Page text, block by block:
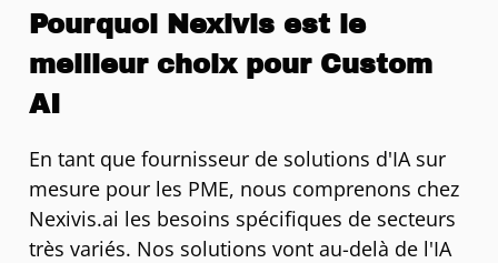
Pourquoi Nexivis est le
meilleur choix pour Custom
AI
En tant que fournisseur de solutions d'IA sur
mesure pour les PME, nous comprenons chez
Nexivis.ai les besoins spécifiques de secteurs
très variés. Nos solutions vont au-delà de l'IA